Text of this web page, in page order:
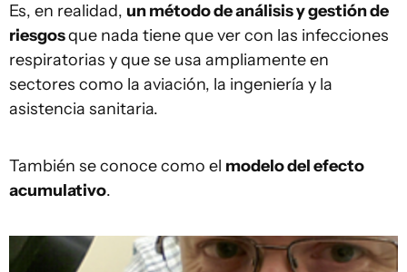
Es, en realidad, un método de análisis y gestión de
riesgosque nada tiene que ver con las infecciones
respiratorias y que se usa ampliamente en
sectores como la aviación, la ingeniería y la
asistencia sanitaria.
También se conoce como el modelo del efecto
acumulativo.